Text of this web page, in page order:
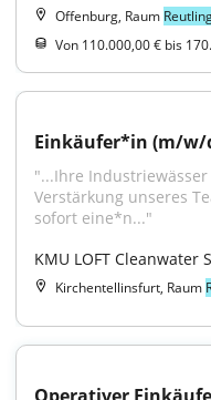
Offenburg, Raum
Von 110.000,00 € bis
Einkäufer*in (m/w/
"...Ihre
Verstärkung unseres
sofort eine*n..."
KMU LOFT Cleanwater
Kirchentellinsfurt, Raum